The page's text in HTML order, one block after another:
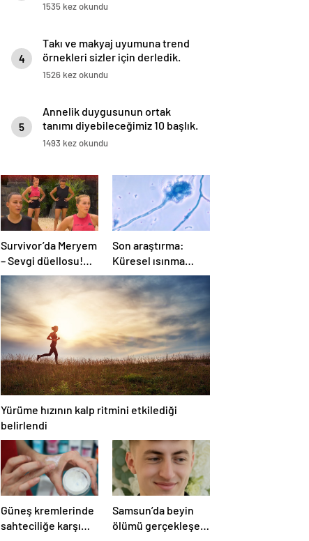
1535 kez okundu
4
Takı ve makyaj uyumuna trend
örnekleri sizler için derledik.
1526 kez okundu
5
Annelik duygusunun ortak
tanımı diyebileceğimiz 10 başlık.
1493 kez okundu
Survivor’da Meryem
– Sevgi düellosu!
Yağmur’un rakibi
belli oldu
Son araştırma:
Küresel ısınma
ölümcül mantar
hastalığını yayabilir
Yürüme hızının kalp ritmini etkilediği
belirlendi
Güneş kremlerinde
sahteciliğe karşı
Samsun’da beyin
ölümü gerçekleşen